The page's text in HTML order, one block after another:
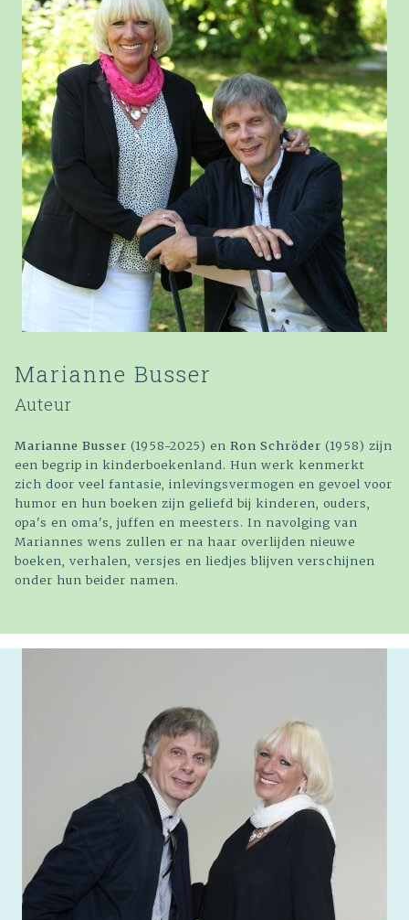
Marianne Busser
Auteur
Marianne Busser (1958-2025) en Ron Schröder (1958) zijn
een begrip in kinderboekenland. Hun werk kenmerkt
zich door veel fantasie, inlevingsvermogen en gevoel voor
humor en hun boeken zijn geliefd bij kinderen, ouders,
opa's en oma's, juffen en meesters. In navolging van
Mariannes wens zullen er na haar overlijden nieuwe
boeken, verhalen, versjes en liedjes blijven verschijnen
onder hun beider namen.